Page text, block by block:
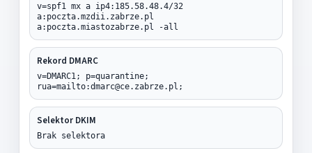
v=spf1 mx a ip4:185.58.48.4/32
a:poczta.mzdii.zabrze.pl
a:poczta.miastozabrze.pl -all
Rekord DMARC
v=DMARC1; p=quarantine;
rua=mailto:dmarc@ce.zabrze.pl;
Selektor DKIM
Brak selektora